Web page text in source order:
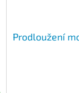
Prodloužení